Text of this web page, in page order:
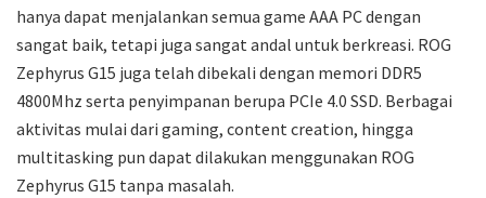
hanya dapat menjalankan semua game AAA PC dengan
sangat baik, tetapi juga sangat andal untuk berkreasi. ROG
Zephyrus G15 juga telah dibekali dengan memori DDR5
4800Mhz serta penyimpanan berupa PCIe 4.0 SSD. Berbagai
aktivitas mulai dari gaming, content creation, hingga
multitasking pun dapat dilakukan menggunakan ROG
Zephyrus G15 tanpa masalah.